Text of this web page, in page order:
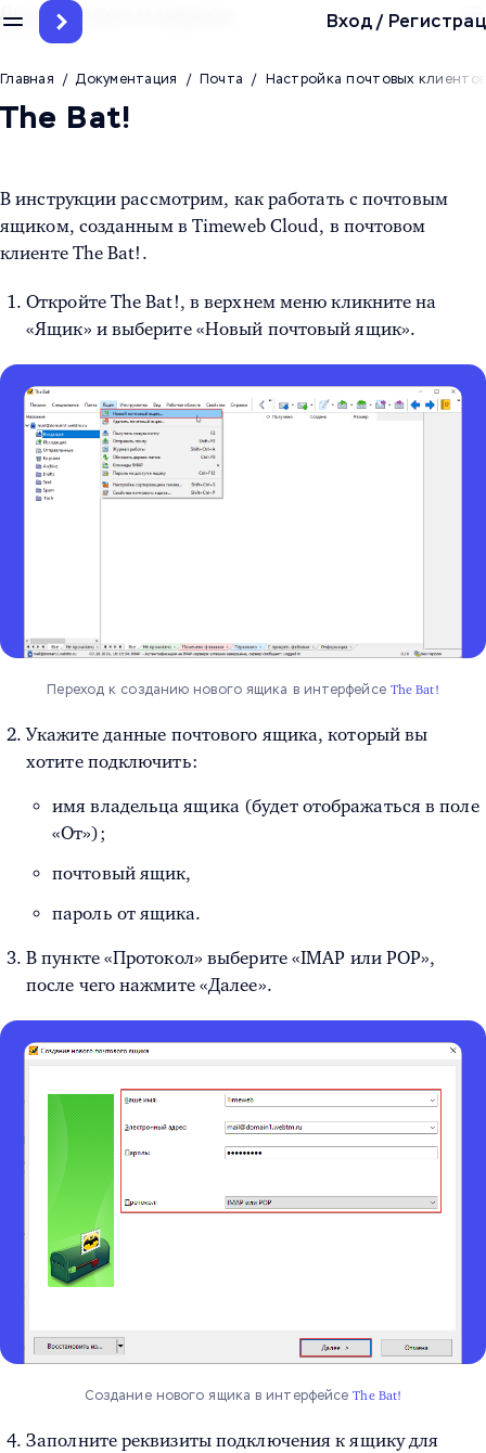
Вход/
Другие услуги и сервисы
Главная / Документация / Почта / Настройка почтовых клиентов
The Bat!
В инструкции рассмотрим, как работать с почтовым
ящиком, созданным в Timeweb Cloud, в почтовом
клиенте The Bat!.
Откройте The Bat!, в верхнем меню кликните на
«Ящик» и выберите «Новый почтовый ящик».
Переход к созданию нового ящика в интерфейсе The Bat!
Укажите данные почтового ящика, который вы
хотите подключить:
имя владельца ящика (будет отображаться в поле
«От»);
почтовый ящик,
пароль от ящика.
В пункте «Протокол» выберите «IMAP или POP»,
после чего нажмите «Далее».
Создание нового ящика в интерфейсеThe Bat!
Заполните реквизиты подключения к ящику для